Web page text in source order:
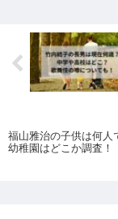
福山雅治の子供は何人
幼稚園はどこか調査！